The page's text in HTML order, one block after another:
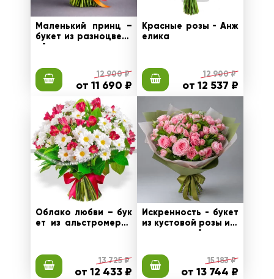
Маленький принц –
букет из разноцветн
ой альстромерии
12 900 ₽
от 11 690 ₽
Красные розы - Анж
елика
12 900 ₽
от 12 537 ₽
Облако любви – бук
ет из альстромерий
13 725 ₽
от 12 433 ₽
Искренность - букет
из кустовой розы и д
екоративной зелени
15 183 ₽
от 13 744 ₽